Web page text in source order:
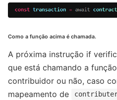
Como a função acima é chamada.
A próxima instrução if
que está chamando a
contribuidor ou não, caso
mapeamento de